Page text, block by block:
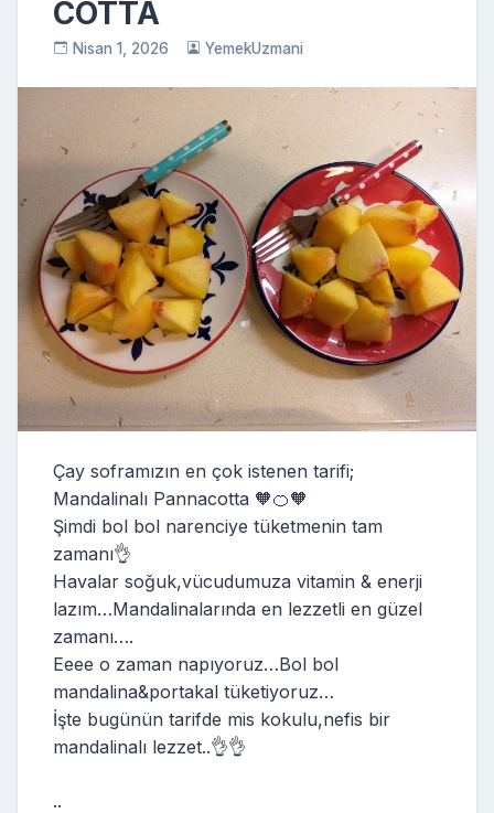
COTTA
Nisan 1, 2026 YemekUzmani
Çay soframızın en çok istenen tarifi;
Mandalinalı Pannacotta 🧡🍊🧡
Şimdi bol bol narenciye tüketmenin tam
zamanı👌
Havalar soğuk,vücudumuza vitamin & enerji
lazım…Mandalinalarında en lezzetli en güzel
zamanı….
Eeee o zaman napıyoruz…Bol bol
mandalina&portakal tüketiyoruz…
İşte bugünün tarifde mis kokulu,nefis bir
mandalinalı lezzet..👌👌
..